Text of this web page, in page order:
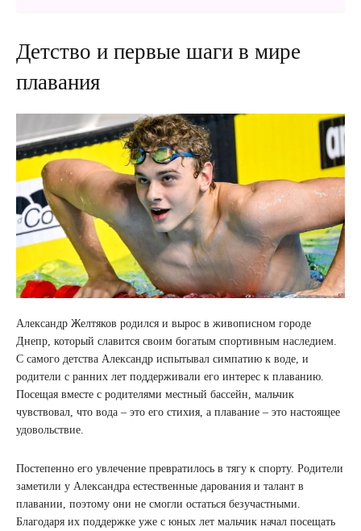
Детство и первые шаги в мире
плавания
Александр Желтяков родился и вырос в живописном городе
Днепр, который славится своим богатым спортивным наследием.
С самого детства Александр испытывал симпатию к воде, и
родители с ранних лет поддерживали его интерес к плаванию.
Посещая вместе с родителями местный бассейн, мальчик
чувствовал, что вода – это его стихия, а плавание – это настоящее
удовольствие.
Постепенно его увлечение превратилось в тягу к спорту. Родители
заметили у Александра естественные дарования и талант в
плавании, поэтому они не смогли остаться безучастными.
Благодаря их поддержке уже с юных лет мальчик начал посещать